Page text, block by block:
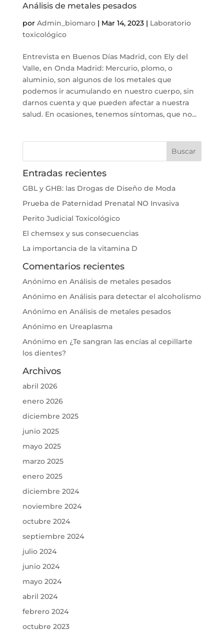
Análisis de metales pesados
por Admin_biomaro| Mar 14, 2023| Laboratorio
toxicológico
Entrevista en Buenos Días Madrid, con Ely del
Valle, en Onda Madrid: Mercurio, plomo, o
aluminio, son algunos de los metales que
podemos ir acumulando en nuestro cuerpo, sin
darnos cuenta y que pueden afectar a nuestra
salud. En ocasiones, tenemos síntomas, que no...
Entradas recientes
GBL y GHB: las Drogas de Diseño de Moda
Prueba de Paternidad Prenatal NO Invasiva
Perito Judicial Toxicológico
El chemsex y sus consecuencias
La importancia de la vitamina D
Comentarios recientes
Anónimoen Análisis de metales pesados
Anónimoen Análisis para detectar el alcoholismo
Anónimoen Análisis de metales pesados
Anónimoen Ureaplasma
Anónimoen ¿Te sangran las encías al cepillarte
los dientes?
Archivos
abril 2026
enero 2026
diciembre 2025
junio 2025
mayo 2025
marzo 2025
enero 2025
diciembre 2024
noviembre 2024
octubre 2024
septiembre 2024
julio 2024
junio 2024
mayo 2024
abril 2024
febrero 2024
octubre 2023